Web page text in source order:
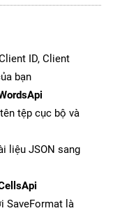
ID, Client
bạn
tệp cục bộ và
liệu JSON sang
SaveFormat là